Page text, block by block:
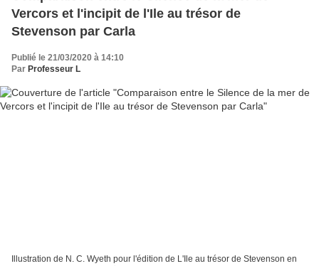
Vercors et l'incipit de l'Ile au trésor de
Stevenson par Carla
Publié le 21/03/2020 à 14:10
Par Professeur L
Illustration de N. C. Wyeth pour l'édition de L'Ile au trésor de Stevenson en